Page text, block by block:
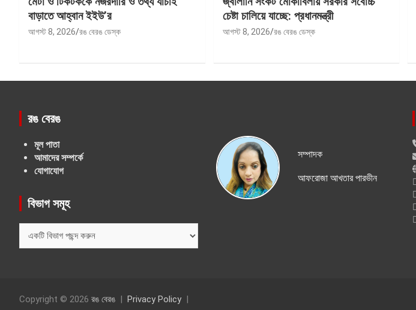
বাড়াতে আহ্বান ইইউ’র
আগস্ট 8, 2026 রঙ বেরঙ ডেস্ক
চেষ্টা চালিয়ে যাচ্ছে: প্রধানমন্ত্রী
আগস্ট 8, 2026 রঙ বেরঙ ডেস্ক
রঙ বেরঙ
মূল পাতা
আমাদের সম্পর্কে
যোগাযোগ
বিভাগ সমূহ
সমূহ
সম্পাদক
আফরোজা আখতার পারভীন
Copyright © 2026 রঙ বেরঙ Privacy Policy